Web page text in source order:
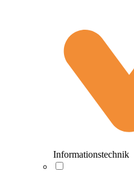
Informationstechnik